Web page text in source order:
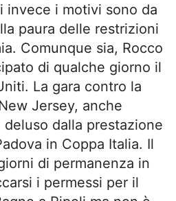
invece i motivi sono da
paura delle restrizioni
Comunque sia, Rocco
di qualche giorno il
La gara contro la
Jersey, anche
dalla prestazione
in Coppa Italia. Il
di permanenza in
i permessi per il